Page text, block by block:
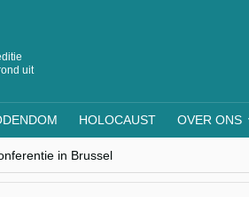
uit
HOLOCAUST OVER ONS
in Brussel
Jinnih Beels (Vooruit)